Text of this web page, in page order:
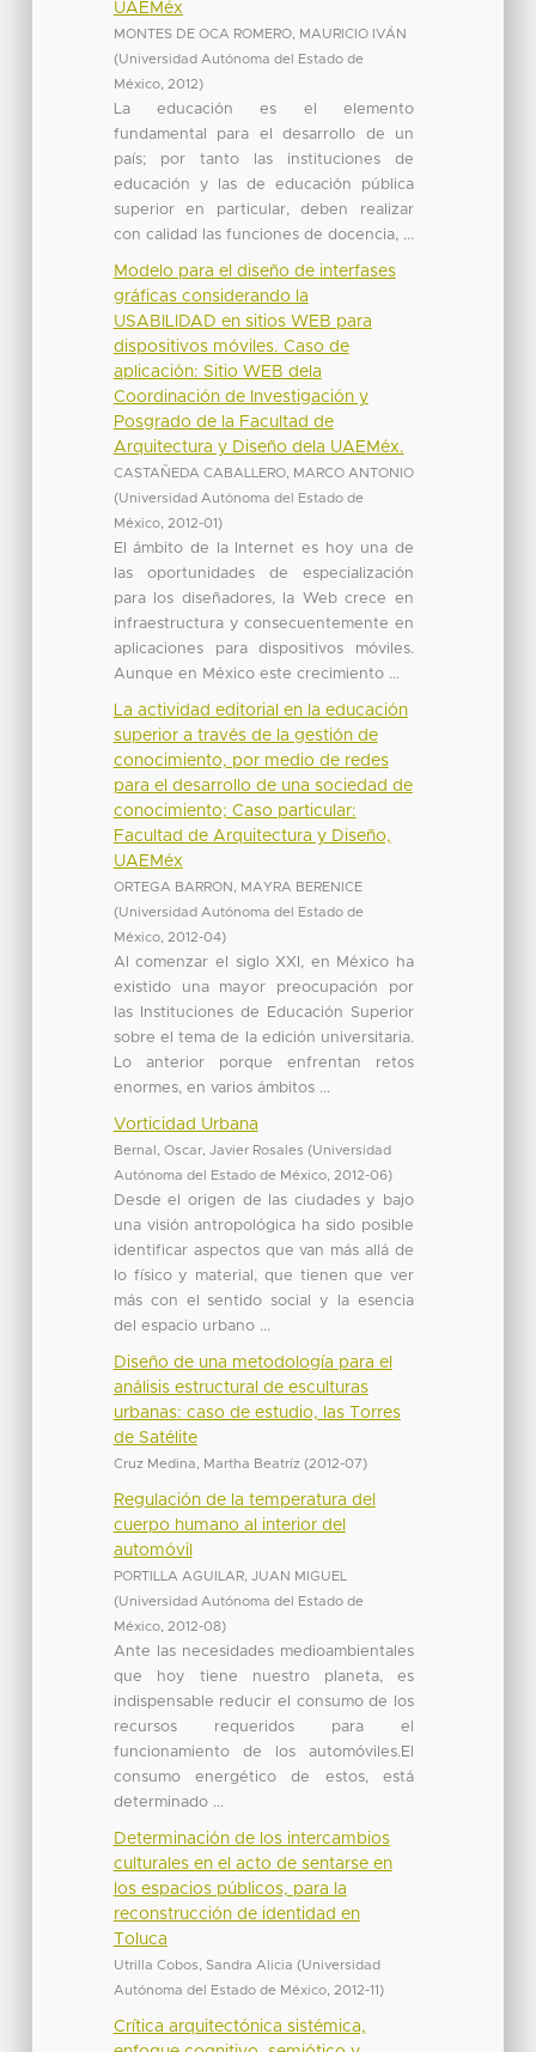
UAEMéx
MONTES DE OCA ROMERO, MAURICIO IVÁN
(Universidad Autónoma del Estado de
México, 2012)
La educación es el elemento
fundamental para el desarrollo de un
país; por tanto las instituciones de
educación y las de educación pública
superior en particular, deben realizar
con calidad las funciones de docencia, ...
Modelo para el diseño de interfases
gráficas considerando la
USABILIDAD en sitios WEB para
dispositivos móviles. Caso de
aplicación: Sitio WEB dela
Coordinación de Investigación y
Posgrado de la Facultad de
Arquitectura y Diseño dela UAEMéx.
CASTAÑEDA CABALLERO, MARCO ANTONIO
(Universidad Autónoma del Estado de
México, 2012-01)
El ámbito de la Internet es hoy una de
las oportunidades de especialización
para los diseñadores, la Web crece en
infraestructura y consecuentemente en
aplicaciones para dispositivos móviles.
Aunque en México este crecimiento ...
La actividad editorial en la educación
superior a través de la gestión de
conocimiento, por medio de redes
para el desarrollo de una sociedad de
conocimiento; Caso particular:
Facultad de Arquitectura y Diseño,
UAEMéx
ORTEGA BARRON, MAYRA BERENICE
(Universidad Autónoma del Estado de
México, 2012-04)
Al comenzar el siglo XXI, en México ha
existido una mayor preocupación por
las Instituciones de Educación Superior
sobre el tema de la edición universitaria.
Lo anterior porque enfrentan retos
enormes, en varios ámbitos ...
Vorticidad Urbana
Bernal, Oscar, Javier Rosales (Universidad
Autónoma del Estado de México, 2012-06)
Desde el origen de las ciudades y bajo
una visión antropológica ha sido posible
identificar aspectos que van más allá de
lo físico y material, que tienen que ver
más con el sentido social y la esencia
del espacio urbano ...
Diseño de una metodología para el
análisis estructural de esculturas
urbanas: caso de estudio, las Torres
de Satélite
Cruz Medina, Martha Beatríz (2012-07)
Regulación de la temperatura del
cuerpo humano al interior del
automóvil
PORTILLA AGUILAR, JUAN MIGUEL
(Universidad Autónoma del Estado de
México, 2012-08)
Ante las necesidades medioambientales
que hoy tiene nuestro planeta, es
indispensable reducir el consumo de los
recursos requeridos para el
funcionamiento de los automóviles.El
consumo energético de estos, está
determinado ...
Determinación de los intercambios
culturales en el acto de sentarse en
los espacios públicos, para la
reconstrucción de identidad en
Toluca
Utrilla Cobos, Sandra Alicia (Universidad
Autónoma del Estado de México, 2012-11)
Crítica arquitectónica sistémica,